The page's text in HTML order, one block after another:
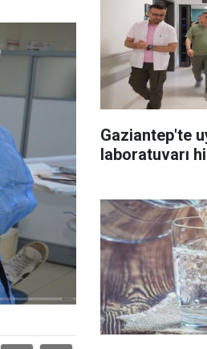
Gaziantep'te
laboratuvarı